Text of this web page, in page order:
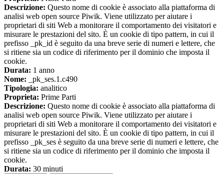
Descrizione: Questo nome di cookie è associato alla piattaforma di
analisi web open source Piwik. Viene utilizzato per aiutare i
proprietari di siti Web a monitorare il comportamento dei visitatori e
misurare le prestazioni del sito. È un cookie di tipo pattern, in cui il
prefisso _pk_id è seguito da una breve serie di numeri e lettere, che
si ritiene sia un codice di riferimento per il dominio che imposta il
cookie.
Durata: 1 anno
Nome: _pk_ses.1.c490
Tipologia: analitico
Proprieta: Prime Parti
Descrizione: Questo nome di cookie è associato alla piattaforma di
analisi web open source Piwik. Viene utilizzato per aiutare i
proprietari di siti Web a monitorare il comportamento dei visitatori e
misurare le prestazioni del sito. È un cookie di tipo pattern, in cui il
prefisso _pk_ses è seguito da una breve serie di numeri e lettere, che
si ritiene sia un codice di riferimento per il dominio che imposta il
cookie.
Durata: 30 minuti